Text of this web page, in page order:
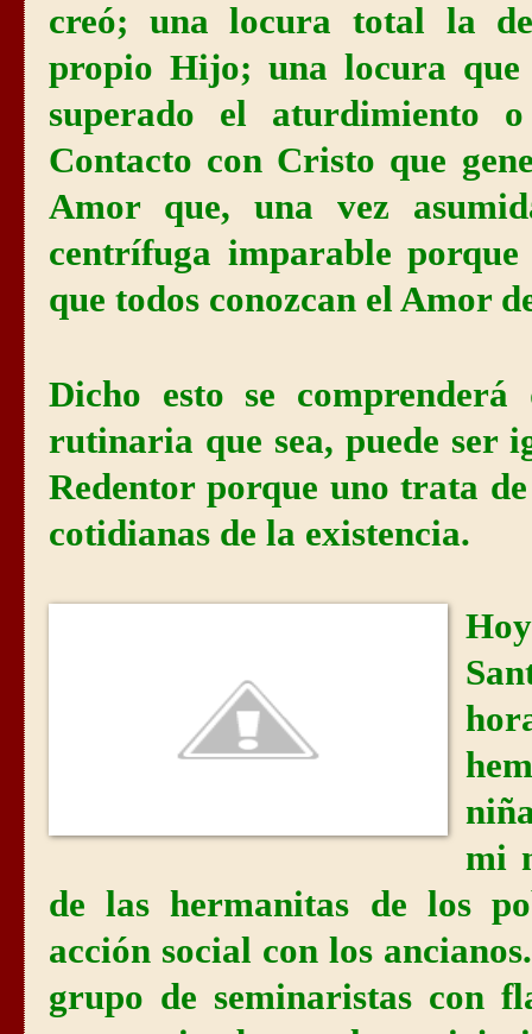
creó; una locura total la
propio Hijo; una locura
superado el aturdimiento
Contacto con Cristo que
Amor que, una vez
centrífuga imparable
que todos conozcan el Amor
Dicho esto se
rutinaria que sea, puede ser
Redentor porque uno trata
cotidianas de la existencia.
mi
de las hermanitas de los
acción social con los
grupo de seminaristas con